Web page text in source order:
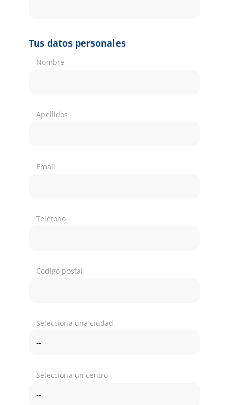
Tus datos personales
Nombre
Apellidos
Email
Teléfono
Código postal
Selecciona una ciudad
Selecciona un centro